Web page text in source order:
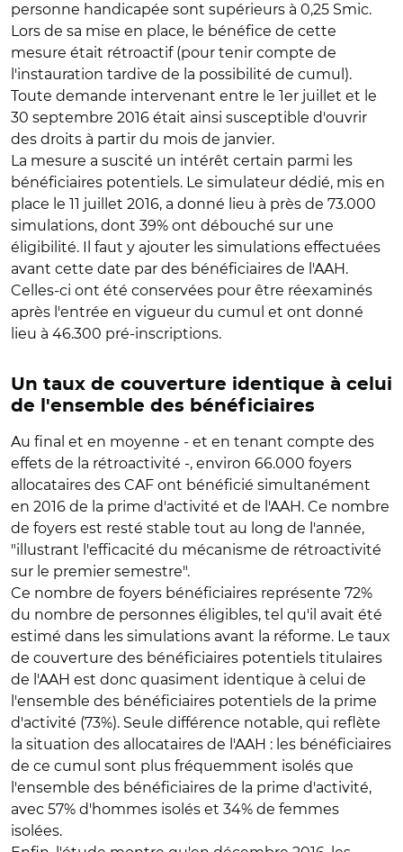
personne handicapée sont supérieurs à 0,25 Smic.
Lors de sa mise en place, le bénéfice de cette
mesure était rétroactif (pour tenir compte de
l'instauration tardive de la possibilité de cumul).
Toute demande intervenant entre le 1er juillet et le
30 septembre 2016 était ainsi susceptible d'ouvrir
des droits à partir du mois de janvier.
La mesure a suscité un intérêt certain parmi les
bénéficiaires potentiels. Le simulateur dédié, mis en
place le 11 juillet 2016, a donné lieu à près de 73.000
simulations, dont 39% ont débouché sur une
éligibilité. Il faut y ajouter les simulations effectuées
avant cette date par des bénéficiaires de l'AAH.
Celles-ci ont été conservées pour être réexaminés
après l'entrée en vigueur du cumul et ont donné
lieu à 46.300 pré-inscriptions.
Un taux de couverture identique à celui
de l'ensemble des bénéficiaires
Au final et en moyenne - et en tenant compte des
effets de la rétroactivité -, environ 66.000 foyers
allocataires des CAF ont bénéficié simultanément
en 2016 de la prime d'activité et de l'AAH. Ce nombre
de foyers est resté stable tout au long de l'année,
"illustrant l'efficacité du mécanisme de rétroactivité
sur le premier semestre".
Ce nombre de foyers bénéficiaires représente 72%
du nombre de personnes éligibles, tel qu'il avait été
estimé dans les simulations avant la réforme. Le taux
de couverture des bénéficiaires potentiels titulaires
de l'AAH est donc quasiment identique à celui de
l'ensemble des bénéficiaires potentiels de la prime
d'activité (73%). Seule différence notable, qui reflète
la situation des allocataires de l'AAH : les bénéficiaires
de ce cumul sont plus fréquemment isolés que
l'ensemble des bénéficiaires de la prime d'activité,
avec 57% d'hommes isolés et 34% de femmes
isolées.